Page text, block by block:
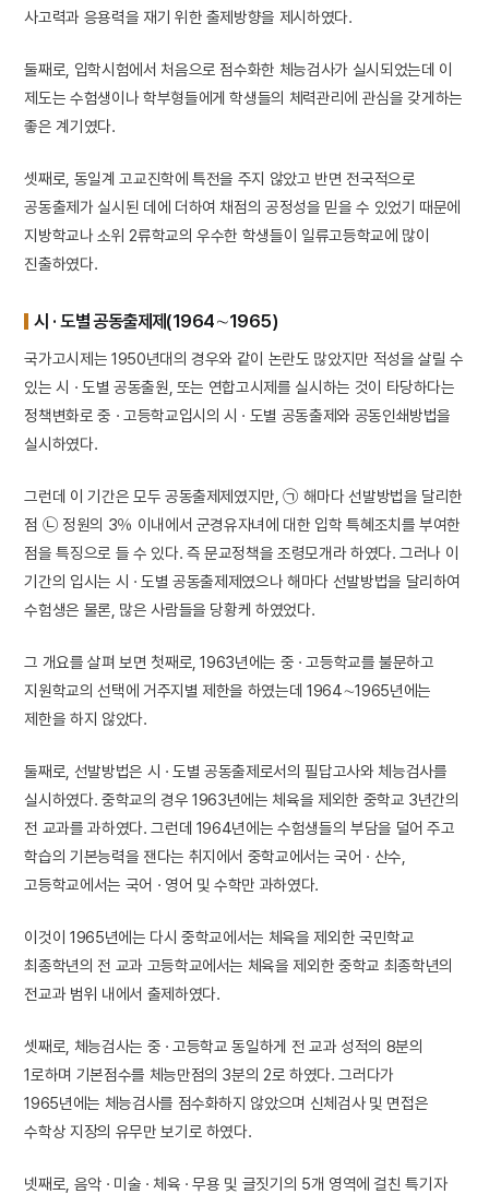
사고력과 응용력을 재기 위한 출제방향을 제시하였다.
둘째로, 입학시험에서 처음으로 점수화한 체능검사가 실시되었는데 이
제도는 수험생이나 학부형들에게 학생들의 체력관리에 관심을 갖게하는
좋은 계기였다.
셋째로, 동일계 고교진학에 특전을 주지 않았고 반면 전국적으로
공동출제가 실시된 데에 더하여 채점의 공정성을 믿을 수 있었기 때문에
지방학교나 소위 2류학교의 우수한 학생들이 일류고등학교에 많이
진출하였다.
시 · 도별 공동출제제(1964∼1965)
국가고시제는 1950년대의 경우와 같이 논란도 많았지만 적성을 살릴 수
있는 시 · 도별 공동출원, 또는 연합고시제를 실시하는 것이 타당하다는
정책변화로 중 · 고등학교입시의 시 · 도별 공동출제와 공동인쇄방법을
실시하였다.
그런데 이 기간은 모두 공동출제제였지만, ㉠ 해마다 선발방법을 달리한
점 ㉡ 정원의 3％ 이내에서 군경유자녀에 대한 입학 특혜조치를 부여한
점을 특징으로 들 수 있다. 즉 문교정책을 조령모개라 하였다. 그러나 이
기간의 입시는 시 · 도별 공동출제제였으나 해마다 선발방법을 달리하여
수험생은 물론, 많은 사람들을 당황케 하였었다.
그 개요를 살펴 보면 첫째로, 1963년에는 중 · 고등학교를 불문하고
지원학교의 선택에 거주지별 제한을 하였는데 1964∼1965년에는
제한을 하지 않았다.
둘째로, 선발방법은 시 · 도별 공동출제로서의 필답고사와 체능검사를
실시하였다. 중학교의 경우 1963년에는 체육을 제외한 중학교 3년간의
전 교과를 과하였다. 그런데 1964년에는 수험생들의 부담을 덜어 주고
학습의 기본능력을 잰다는 취지에서 중학교에서는 국어 · 산수,
고등학교에서는 국어 · 영어 및 수학만 과하였다.
이것이 1965년에는 다시 중학교에서는 체육을 제외한 국민학교
최종학년의 전 교과 고등학교에서는 체육을 제외한 중학교 최종학년의
전교과 범위 내에서 출제하였다.
셋째로, 체능검사는 중 · 고등학교 동일하게 전 교과 성적의 8분의
1로하며 기본점수를 체능만점의 3분의 2로 하였다. 그러다가
1965년에는 체능검사를 점수화하지 않았으며 신체검사 및 면접은
수학상 지장의 유무만 보기로 하였다.
넷째로, 음악 · 미술 · 체육 · 무용 및 글짓기의 5개 영역에 걸친 특기자